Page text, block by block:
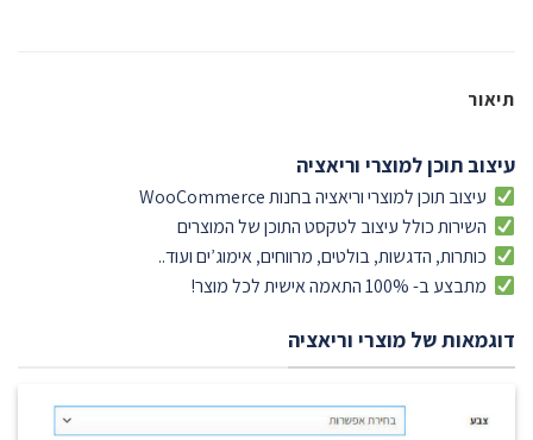
תיאור
עיצוב תוכן למוצרי וריאציה
עיצוב תוכן למוצרי וריאציה בחנות WooCommerce
השירות כולל עיצוב לטקסט התוכן של המוצרים
כותרות, הדגשות, בולטים, מרווחים, אימוג’ים ועוד..
מתבצע ב- 100% התאמה אישית לכל מוצר!
דוגמאות של מוצרי וריאציה